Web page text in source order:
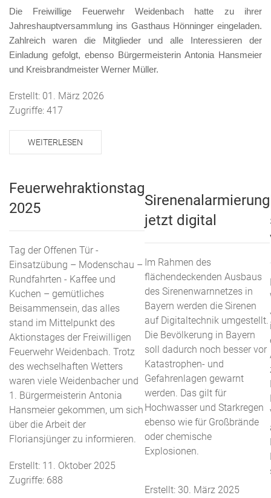
Die Freiwillige Feuerwehr Weidenbach hatte zu ihrer
Jahreshauptversammlung ins Gasthaus Hönninger eingeladen.
Zahlreich waren die Mitglieder und alle Interessieren der
Einladung gefolgt, ebenso Bürgermeisterin Antonia Hansmeier
und Kreisbrandmeister Werner Müller.
Erstellt: 01. März 2026
Zugriffe: 417
WEITERLESEN
Feuerwehraktionstag
2025
Tag der Offenen Tür -
Einsatzübung – Modenschau –
Rundfahrten - Kaffee und
Kuchen – gemütliches
Beisammensein, das alles
stand im Mittelpunkt des
Aktionstages der Freiwilligen
Feuerwehr Weidenbach. Trotz
des wechselhaften Wetters
waren viele Weidenbacher und
1. Bürgermeisterin Antonia
Hansmeier gekommen, um sich
über die Arbeit der
Floriansjünger zu informieren.
Erstellt: 11. Oktober 2025
Zugriffe: 688
Sirenenalarmierung
jetzt digital
Im Rahmen des
flächendeckenden Ausbaus
des Sirenenwarnnetzes in
Bayern werden die Sirenen
auf Digitaltechnik umgestellt.
Die Bevölkerung in Bayern
soll dadurch noch besser vor
Katastrophen- und
Gefahrenlagen gewarnt
werden. Das gilt für
Hochwasser und Starkregen
ebenso wie für Großbrände
oder chemische
Explosionen.
Erstellt: 30. März 2025